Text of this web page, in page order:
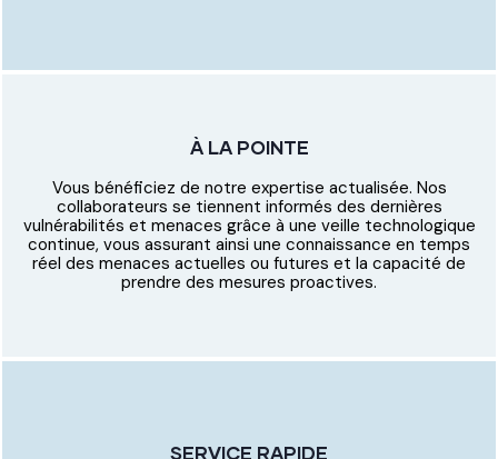
À LA POINTE
Vous bénéficiez de notre expertise actualisée. Nos
collaborateurs se tiennent informés des dernières
vulnérabilités et menaces grâce à une veille technologique
continue, vous assurant ainsi une connaissance en temps
réel des menaces actuelles ou futures et la capacité de
prendre des mesures proactives.
SERVICE RAPIDE